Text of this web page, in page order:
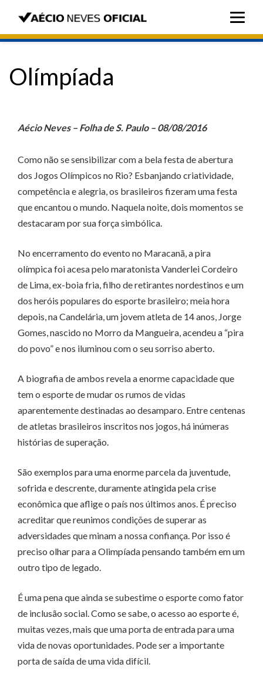
Olímpíada
Aécio Neves – Folha de S. Paulo – 08/08/2016
Como não se sensibilizar com a bela festa de abertura
dos Jogos Olímpicos no Rio? Esbanjando criatividade,
competência e alegria, os brasileiros fizeram uma festa
que encantou o mundo. Naquela noite, dois momentos se
destacaram por sua força simbólica.
No encerramento do evento no Maracanã, a pira
olímpica foi acesa pelo maratonista Vanderlei Cordeiro
de Lima, ex-boia fria, filho de retirantes nordestinos e um
dos heróis populares do esporte brasileiro; meia hora
depois, na Candelária, um jovem atleta de 14 anos, Jorge
Gomes, nascido no Morro da Mangueira, acendeu a “pira
do povo” e nos iluminou com o seu sorriso aberto.
A biografia de ambos revela a enorme capacidade que
tem o esporte de mudar os rumos de vidas
aparentemente destinadas ao desamparo. Entre centenas
de atletas brasileiros inscritos nos jogos, há inúmeras
histórias de superação.
São exemplos para uma enorme parcela da juventude,
sofrida e descrente, duramente atingida pela crise
econômica que aflige o país nos últimos anos. É preciso
acreditar que reunimos condições de superar as
adversidades que minam a nossa confiança. Por isso é
preciso olhar para a Olimpíada pensando também em um
outro tipo de legado.
É uma pena que ainda se subestime o esporte como fator
de inclusão social. Como se sabe, o acesso ao esporte é,
muitas vezes, mais que uma porta de entrada para uma
vida de novas oportunidades. Pode ser a importante
porta de saída de uma vida difícil.